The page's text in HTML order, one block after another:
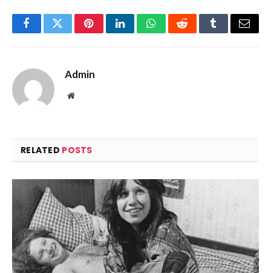
FacebookTwitterPinterestLinkedInWhatsAppRedditTumblrEmail
Admin
Website
RELATED POSTS